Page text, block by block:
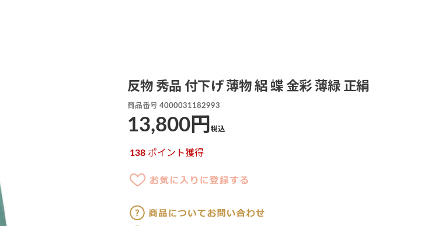
反物 秀品 付下げ 薄物 絽 蝶 金彩 薄緑 正絹
商品番号 4000031182993
13,800 税込
138 ポイント獲得